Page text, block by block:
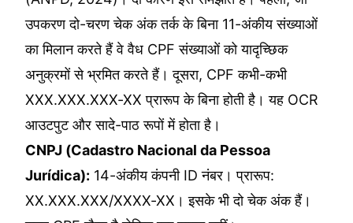
उपकरण दो-चरण चेक अंक तर्क के बिना 11-अंकीय संख्याओं
का मिलान करते हैं वे वैध CPF संख्याओं को यादृच्छिक
अनुक्रमों से भ्रमित करते हैं। दूसरा, CPF कभी-कभी
XXX.XXX.XXX-XX प्रारूप के बिना होती है। यह OCR
आउटपुट और सादे-पाठ रूपों में होता है।
CNPJ (Cadastro Nacional da Pessoa
Jurídica): 14-अंकीय कंपनी ID नंबर। प्रारूप:
XX.XXX.XXX/XXXX-XX। इसके भी दो चेक अंक हैं।